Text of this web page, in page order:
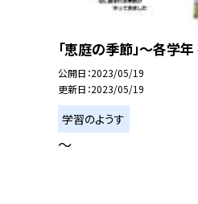
「恵庭の季節」〜各学
公開日 2023/05/19
更新日 2023/05/19
学習のようす
〜